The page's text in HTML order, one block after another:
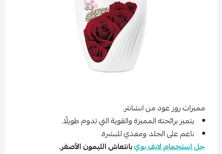
مميزات روز عود من انشانتر.
يتميز برائحته المميزة والقوية التي تدوم طويلًا.
ناعم على الجلد ومغذي للبشرة.
جل استحمام لايف بويبانتعاش الليمون الأصفر.